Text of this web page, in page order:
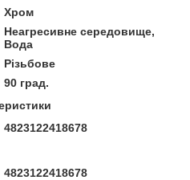
Хром
Неагресивне середовище,
Вода
Різьбове
90 град.
4823122418678
4823122418678